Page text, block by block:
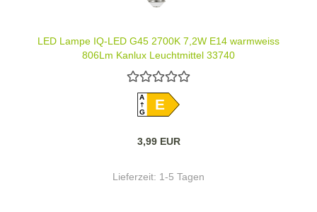
LED Lampe IQ-LED G45 2700K 7,2W E14 warmweiss
806Lm Kanlux Leuchtmittel 33740
A
GE
3,99 EUR
Lieferzeit: 1-5 Tagen